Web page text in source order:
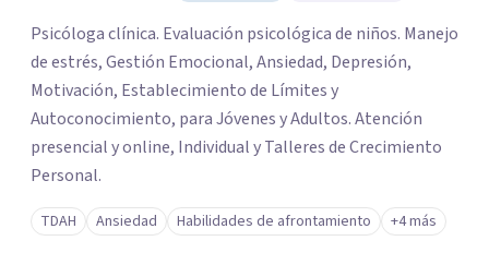
Psicóloga clínica. Evaluación psicológica de niños. Manejo
de estrés, Gestión Emocional, Ansiedad, Depresión,
Motivación, Establecimiento de Límites y
Autoconocimiento, para Jóvenes y Adultos. Atención
presencial y online, Individual y Talleres de Crecimiento
Personal.
TDAH Ansiedad Habilidades de afrontamiento +4 más